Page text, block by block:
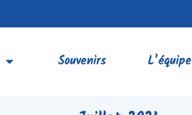
Souvenirs L’équipe